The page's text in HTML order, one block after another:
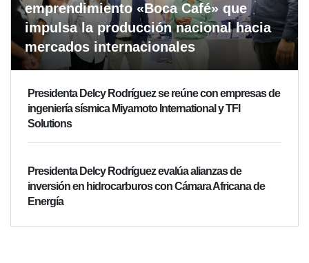
emprendimiento «Boca Café» que
impulsa la producción nacional hacia
mercados internacionales
Presidenta Delcy Rodríguez se reúne con empresas de
ingeniería sísmica Miyamoto International y TFI
Solutions
Presidenta Delcy Rodríguez evalúa alianzas de
inversión en hidrocarburos con Cámara Africana de
Energía